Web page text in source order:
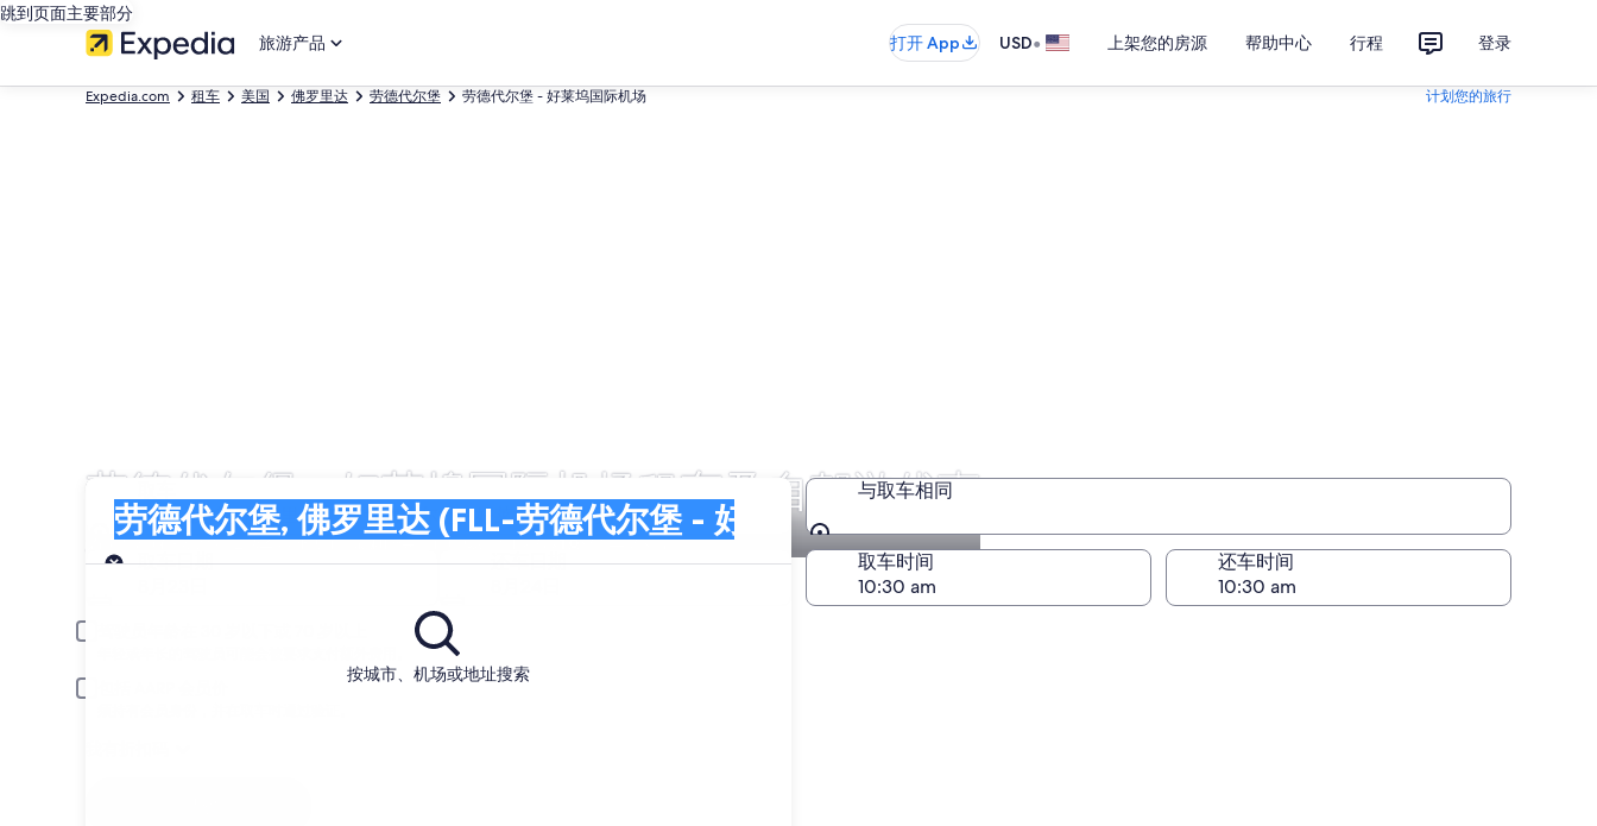
跳到页面主要部分
旅游产品
打开 App USD• 上架您的房源 帮助中心 行程 登录
Expedia.com 租车 美国 佛罗里达 劳德代尔堡 劳德代尔堡 - 好莱坞国际机场 计划您的旅行
劳德代尔堡 - 好莱坞国际机场租车及自驾游优惠
在劳德代尔堡 - 好莱坞国际机场中搜索并比较18汽车公司
按城市、机场或地址搜索
劳德代尔堡, 佛罗里达 (FLL-劳德代尔堡 - 好莱坞国际机场)
取车
与取车相同
与取车相同
取车日期
还车日期
取车时间 还车时间